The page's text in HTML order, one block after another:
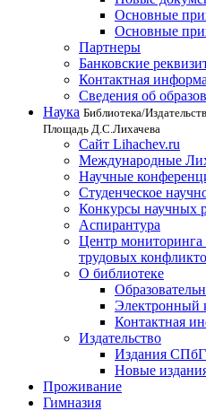
Основные
Основные
Партнеры
Банковские
Контактная
Сведения об
Наука Библиотека/
Площадь Д.С.Лихачева
Сайт Lihachev.ru
Международные
Научные
Студенческое
Конкурсы научных
Аспирантура
Центр мониторинга
трудовых
О библиотеке
Электронный
Контактная
Издательство
Издания
Новые
Проживание
Гимназия